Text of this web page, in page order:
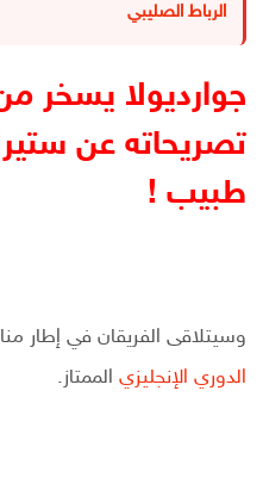
الرباط الصليبي
جوارديولا يسخر
تصريحاته عن
طبيب !
وسيتلاقى الفريقان في إطار
الدوري الإنجليزي الممتاز.